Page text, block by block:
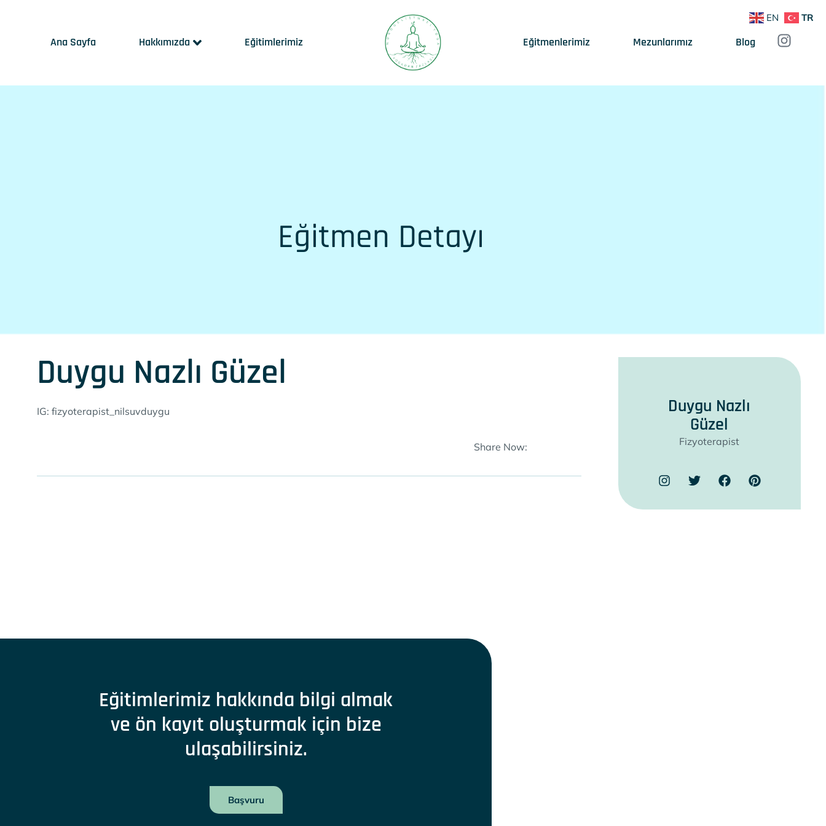
Ana Sayfa Hakkımızda Eğitimlerimiz Eğitmenlerimiz Mezunlarımız Blog
Eğitmen Detayı
Duygu Nazlı Güzel
IG: fizyoterapist_nilsuvduygu
Share Now:
Duygu Nazlı
Güzel
Fizyoterapist
Eğitimlerimiz hakkında bilgi almak
ve ön kayıt oluşturmak için bize
ulaşabilirsiniz.
Başvuru
EN TR